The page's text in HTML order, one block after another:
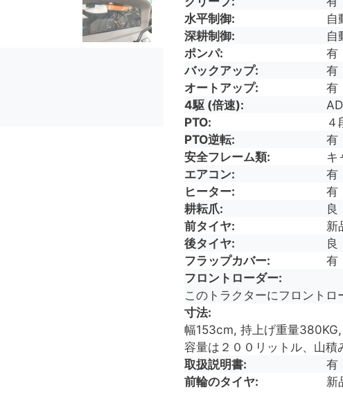
水平制御
自
深耕制御
自
ポンパ
有
バックアップ
有
オートアップ
有
4駆 (倍速)
AD
PTO
４
PTO逆転
有
安全フレーム類
キ
エアコン
有
ヒーター
有
耕耘爪
良
前タイヤ
新
後タイヤ
良
フラップカバー
有
フロントローダー
このトラクターにフロントロ
寸法
幅153cm, 持上げ重量
容量は２００リットル、山積
取扱説明書
有
前輪のタイヤ
新